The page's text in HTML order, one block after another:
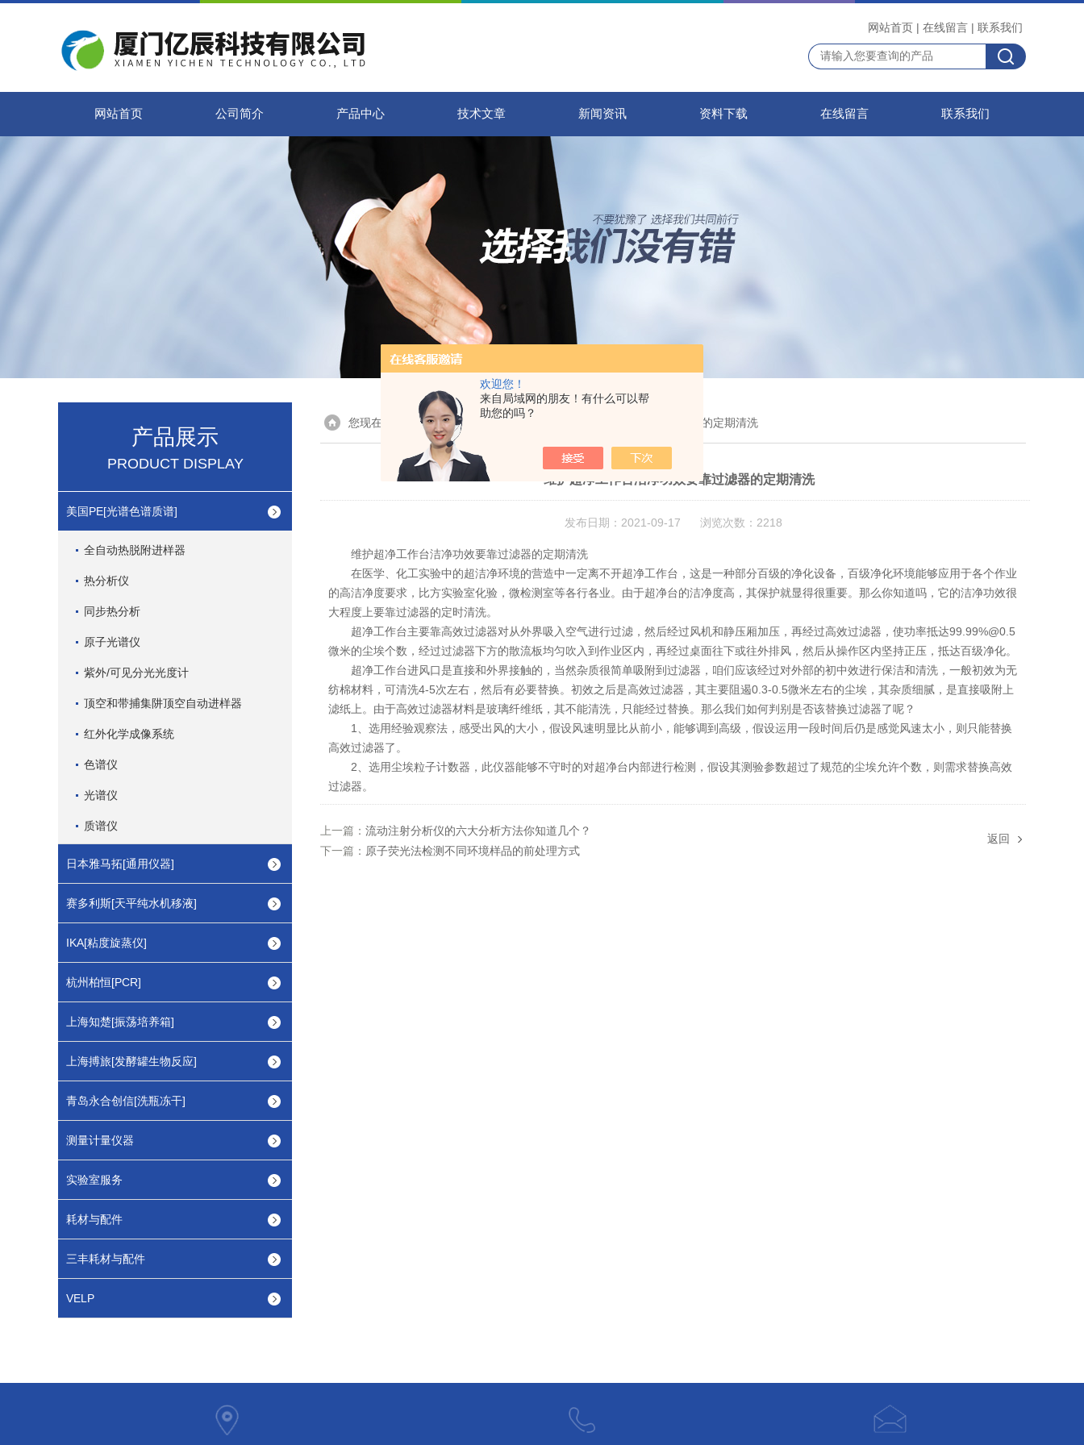
欢迎您！
来自局域网的朋友！有什么可以帮
助您的吗？
网站首页 | 在线留言 | 联系我们
网站首页 公司简介 产品中心 技术文章 新闻资讯 资料下载 在线留言 联系我们
产品展示
PRODUCT DISPLAY
美国PE[光谱色谱质谱]
全自动热脱附进样器
热分析仪
同步热分析
原子光谱仪
紫外/可见分光光度计
顶空和带捕集阱顶空自动进样器
红外化学成像系统
色谱仪
光谱仪
质谱仪
日本雅马拓[通用仪器]
赛多利斯[天平纯水机移液]
IKA[粘度旋蒸仪]
杭州柏恒[PCR]
上海知楚[振荡培养箱]
上海搏旅[发酵罐生物反应]
青岛永合创信[洗瓶冻干]
测量计量仪器
实验室服务
耗材与配件
三丰耗材与配件
VELP
您现在的位置：首页> 技术文章 > 维护超净工作台洁净功效要靠过滤器的定期清洗
维护超净工作台洁净功效要靠过滤器的定期清洗
发布日期：2021-09-17 浏览次数：2218
维护超净工作台洁净功效要靠过滤器的定期清洗
在医学、化工实验中的超洁净环境的营造中一定离不开超净工作台，这是一种部分百级的净化设备，百级净化环境能够应用于各个作业
的高洁净度要求，比方实验室化验，微检测室等各行各业。由于超净台的洁净度高，其保护就显得很重要。那么你知道吗，它的洁净功效很
大程度上要靠过滤器的定时清洗。
超净工作台主要靠高效过滤器对从外界吸入空气进行过滤，然后经过风机和静压厢加压，再经过高效过滤器，使功率抵达99.99%@0.5
微米的尘埃个数，经过过滤器下方的散流板均匀吹入到作业区内，再经过桌面往下或往外排风，然后从操作区内坚持正压，抵达百级净化。
超净工作台进风口是直接和外界接触的，当然杂质很简单吸附到过滤器，咱们应该经过对外部的初中效进行保洁和清洗，一般初效为无
纺棉材料，可清洗4-5次左右，然后有必要替换。初效之后是高效过滤器，其主要阻遏0.3-0.5微米左右的尘埃，其杂质细腻，是直接吸附上
滤纸上。由于高效过滤器材料是玻璃纤维纸，其不能清洗，只能经过替换。那么我们如何判别是否该替换过滤器了呢？
1、选用经验观察法，感受出风的大小，假设风速明显比从前小，能够调到高级，假设运用一段时间后仍是感觉风速太小，则只能替换
高效过滤器了。
2、选用尘埃粒子计数器，此仪器能够不守时的对超净台内部进行检测，假设其测验参数超过了规范的尘埃允许个数，则需求替换高效
过滤器。
上一篇： 流动注射分析仪的六大分析方法你知道几个？
下一篇： 原子荧光法检测不同环境样品的前处理方式
返回